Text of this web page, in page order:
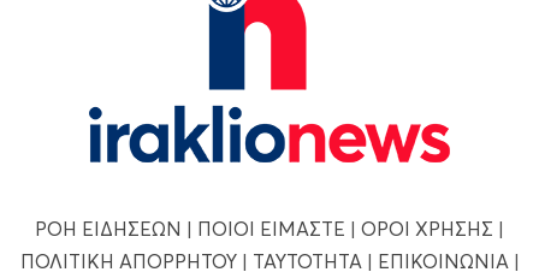
ΡΟΗ ΕΙΔΗΣΕΩΝ | ΠΟΙΟΙ ΕΙΜΑΣΤΕ | ΟΡΟΙ ΧΡΗΣΗΣ |
ΠΟΛΙΤΙΚΗ ΑΠΟΡΡΗΤΟΥ| ΤΑΥΤΟΤΗΤΑ| ΕΠΙΚΟΙΝΩΝΙΑ|